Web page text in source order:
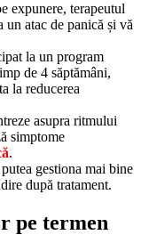
expunere, terapeutul
un atac de panică și vă
la un program
de 4 săptămâni,
la reducerea
asupra ritmului
simptome
.
gestiona mai bine
după tratament.
pe termen